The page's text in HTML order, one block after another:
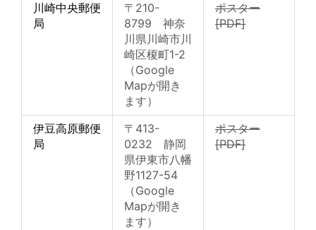
川崎中央郵便
局
〒210-
8799 神奈
川県川崎市川
崎区榎町1-2
（Google
Mapが開き
ます）
ポスター
[PDF]
伊豆高原郵便
局
〒413-
0232 静岡
県伊東市八幡
野1127-54
（Google
Mapが開き
ます）
ポスター
[PDF]